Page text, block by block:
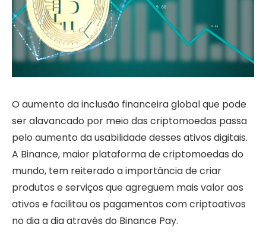
O aumento da inclusão financeira global que pode
ser alavancado por meio das criptomoedas passa
pelo aumento da usabilidade desses ativos digitais.
A Binance, maior plataforma de criptomoedas do
mundo, tem reiterado a importância de criar
produtos e serviços que agreguem mais valor aos
ativos e facilitou os pagamentos com criptoativos
no dia a dia através do Binance Pay.